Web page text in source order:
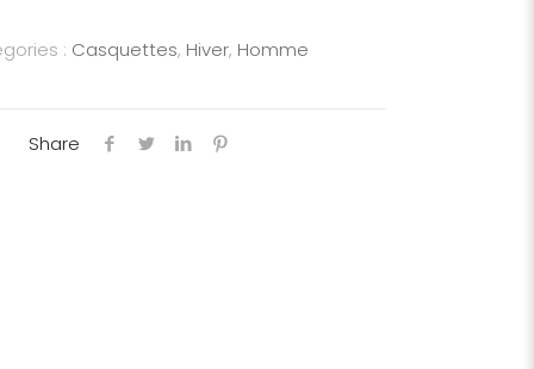
: Casquettes, Hiver, Homme
Share